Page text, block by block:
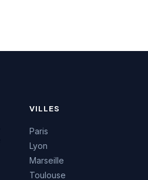
VILLES
Paris
Lyon
Marseille
Toulouse